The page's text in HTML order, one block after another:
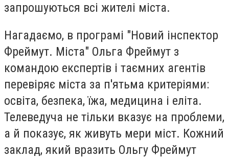
запрошуються всі жителі міста.
Нагадаємо, в програмі "Новий інспектор
Фреймут. Міста" Ольга Фреймут з
командою експертів і таємних агентів
перевіряє міста за п'ятьма критеріями:
освіта, безпека, їжа, медицина і еліта.
Телеведуча не тільки вказує на проблеми,
а й показує, як живуть мери міст. Кожний
заклад, який вразить Ольгу Фреймут